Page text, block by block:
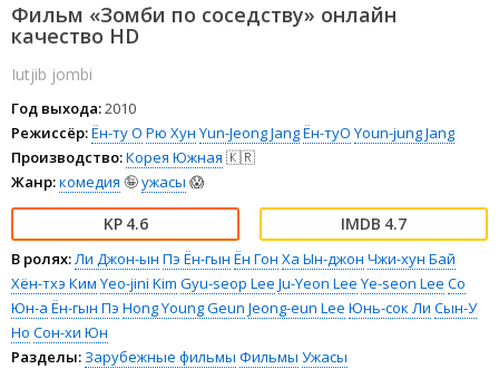
Фильм «Зомби по соседству» онлайн
качество HD
Iutjib jombi
Год выхода:2010
Режиссёр:Ён-ту О Рю Хун Yun-Jeong JangЁн-туО Youn-jung Jang
Производство:Корея Южная 🇰🇷
Жанр:комедия 🤪ужасы 😱
4.6 4.7
В ролях:Ли Джон-ын Пэ Ён-гын Ён Гон Ха Ын-джон Чжи-хун Бай
Хён-тхэ Ким Yeo-jini Kim Gyu-seop Lee Ju-Yeon Lee Ye-seon Lee Со
Юн-а Ён-гын Пэ Hong Young Geun Jeong-eun Lee Юнь-сок Ли Сын-У
Но Сон-хи Юн
Разделы: Зарубежные фильмы Фильмы Ужасы